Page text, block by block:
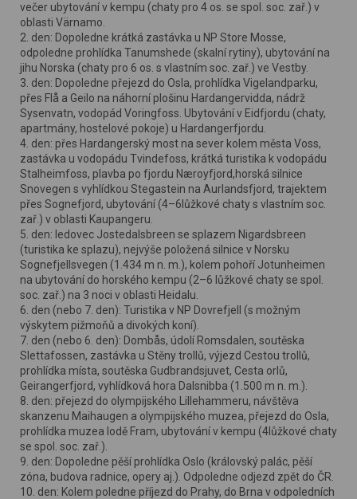
večer ubytování v kempu (chaty pro 4 os. se spol. soc. zař.) v
oblasti Värnamo.
2. den: Dopoledne krátká zastávka u NP Store Mosse,
odpoledne prohlídka Tanumshede (skalní rytiny), ubytování na
jihu Norska (chaty pro 6 os. s vlastním soc. zař.) ve Vestby.
3. den: Dopoledne přejezd do Osla, prohlídka Vigelandparku,
přes Flå a Geilo na náhorní plošinu Hardangervidda, nádrž
Sysenvatn, vodopád Voringfoss. Ubytování v Eidfjordu (chaty,
apartmány, hostelové pokoje) u Hardangerfjordu.
4. den: přes Hardangerský most na sever kolem města Voss,
zastávka u vodopádu Tvindefoss, krátká turistika k vodopádu
Stalheimfoss, plavba po fjordu Næroyfjord,horská silnice
Snovegen s vyhlídkou Stegastein na Aurlandsfjord, trajektem
přes Sognefjord, ubytování (4–6lůžkové chaty s vlastním soc.
zař.) v oblasti Kaupangeru.
5. den: ledovec Jostedalsbreen se splazem Nigardsbreen
(turistika ke splazu), nejvýše položená silnice v Norsku
Sognefjellsvegen (1.434 m n. m.), kolem pohoří Jotunheimen
na ubytování do horského kempu (2–6 lůžkové chaty se spol.
soc. zař.) na 3 noci v oblasti Heidalu.
6. den (nebo 7. den): Turistika v NP Dovrefjell (s možným
výskytem pižmoňů a divokých koní).
7. den (nebo 6. den): Dombås, údolí Romsdalen, soutěska
Slettafossen, zastávka u Stěny trollů, výjezd Cestou trollů,
prohlídka místa, soutěska Gudbrandsjuvet, Cesta orlů,
Geirangerfjord, vyhlídková hora Dalsnibba (1.500 m n. m.).
8. den: přejezd do olympijského Lillehammeru, návštěva
skanzenu Maihaugen a olympijského muzea, přejezd do Osla,
prohlídka muzea lodě Fram, ubytování v kempu (4lůžkové chaty
se spol. soc. zař.).
9. den: Dopoledne pěší prohlídka Oslo (královský palác, pěší
zóna, budova radnice, opery aj.). Odpoledne odjezd zpět do ČR.
10. den: Kolem poledne příjezd do Prahy, do Brna v odpoledních